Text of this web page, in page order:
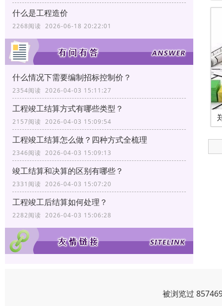
什么是工程造价
2268阅读 2026-06-18 20:22:01
什么情况下需要编制招标控制价？
2354阅读 2026-04-03 15:11:27
工程竣工结算方式有哪些类型？
2157阅读 2026-04-03 15:09:54
工程竣工结算怎么做？四种方式全梳理
2346阅读 2026-04-03 15:09:13
竣工结算和决算的区别有哪些？
2331阅读 2026-04-03 15:07:20
工程竣工后结算如何处理？
2282阅读 2026-04-03 15:06:28
被浏览过